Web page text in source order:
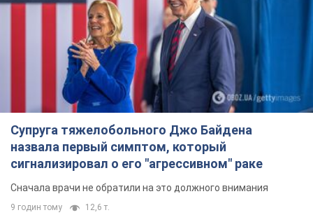
Супруга тяжелобольного Джо Байдена
назвала первый симптом, который
сигнализировал о его "агрессивном" раке
Сначала врачи не обратили на это должного внимания
9 годин тому 12,6 т.